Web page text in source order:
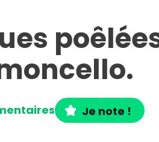
Je note !